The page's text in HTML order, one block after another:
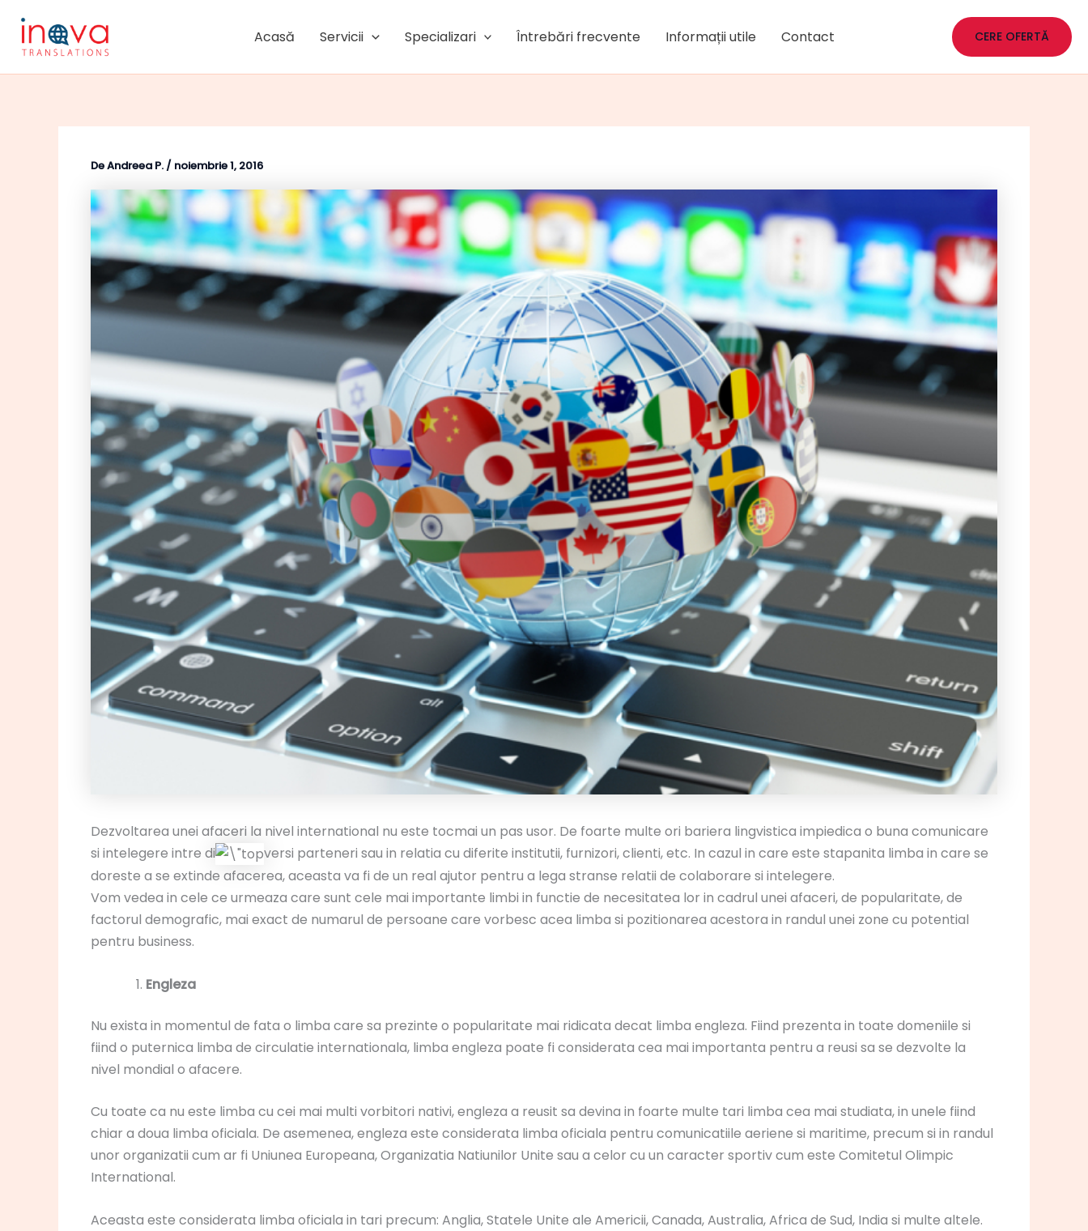
content
Acasă Servicii Specializari Întrebări frecvente Informații utile Contact CERE OFERTĂ
DeAndreea P. / noiembrie 1, 2016
Dezvoltarea unei afaceri la nivel international nu este tocmai un pas usor. De foarte multe ori bariera lingvistica impiedica o buna comunicare
si intelegere intre di
versi parteneri sau in relatia cu diferite institutii, furnizori, clienti, etc. In cazul in care este stapanita limba in care se
doreste a se extinde afacerea, aceasta va fi de un real ajutor pentru a lega stranse relatii de colaborare si intelegere.
Vom vedea in cele ce urmeaza care sunt cele mai importante limbi in functie de necesitatea lor in cadrul unei afaceri, de popularitate, de
factorul demografic, mai exact de numarul de persoane care vorbesc acea limba si pozitionarea acestora in randul unei zone cu potential
pentru business.
Engleza
Nu exista in momentul de fata o limba care sa prezinte o popularitate mai ridicata decat limba engleza. Fiind prezenta in toate domeniile si
fiind o puternica limba de circulatie internationala, limba engleza poate fi considerata cea mai importanta pentru a reusi sa se dezvolte la
nivel mondial o afacere.
Cu toate ca nu este limba cu cei mai multi vorbitori nativi, engleza a reusit sa devina in foarte multe tari limba cea mai studiata, in unele fiind
chiar a doua limba oficiala. De asemenea, engleza este considerata limba oficiala pentru comunicatiile aeriene si maritime, precum si in randul
unor organizatii cum ar fi Uniunea Europeana, Organizatia Natiunilor Unite sau a celor cu un caracter sportiv cum este Comitetul Olimpic
International.
Aceasta este considerata limba oficiala in tari precum: Anglia, Statele Unite ale Americii, Canada, Australia, Africa de Sud, India si multe altele.